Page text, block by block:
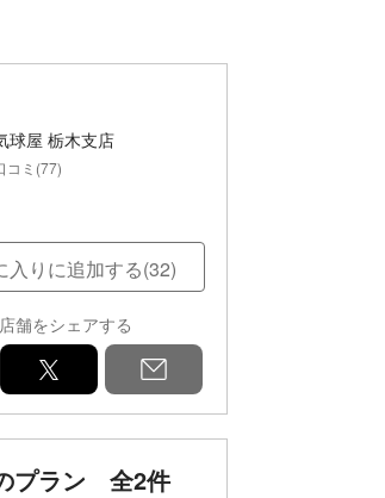
球屋 栃木支店
コミ(77)
入りに追加する(32)
舗をシェアする
facebook
プラン 全2件